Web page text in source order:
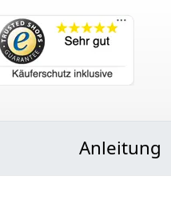
Anleitung